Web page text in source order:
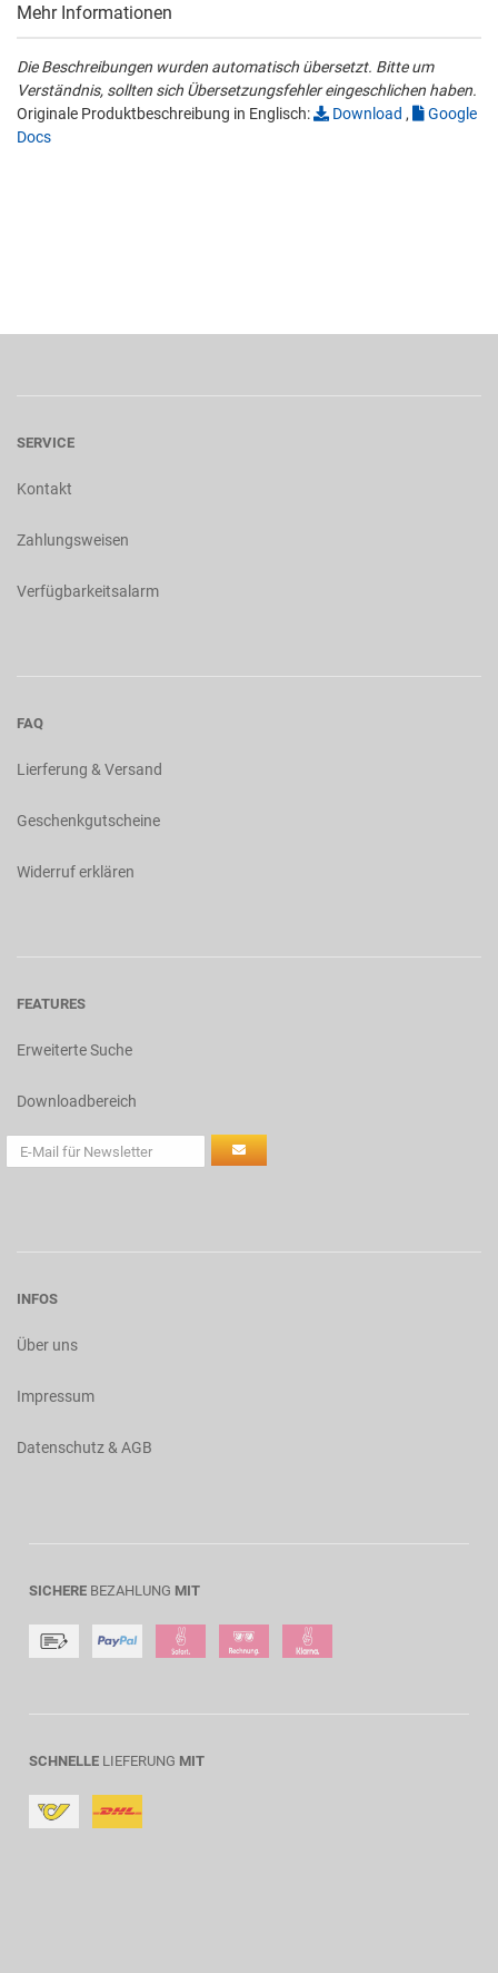
Mehr Informationen
Die Beschreibungen wurden automatisch übersetzt. Bitte um
Verständnis, sollten sich Übersetzungsfehler eingeschlichen haben.
Originale Produktbeschreibung in Englisch:
Download ,
Google
Docs
SERVICE
Kontakt
Zahlungsweisen
Verfügbarkeitsalarm
FAQ
Lierferung & Versand
Geschenkgutscheine
Widerruf erklären
FEATURES
Erweiterte Suche
Downloadbereich
INFOS
Über uns
Impressum
Datenschutz & AGB
SICHERE BEZAHLUNG MIT
SCHNELLE LIEFERUNG MIT